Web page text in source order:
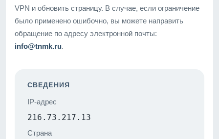
VPN и обновить страницу. В случае, если ограничение
было применено ошибочно, вы можете направить
обращение по адресу электронной почты:
info@tnmk.ru.
СВЕДЕНИЯ
IP-адрес
216.73.217.13
Страна